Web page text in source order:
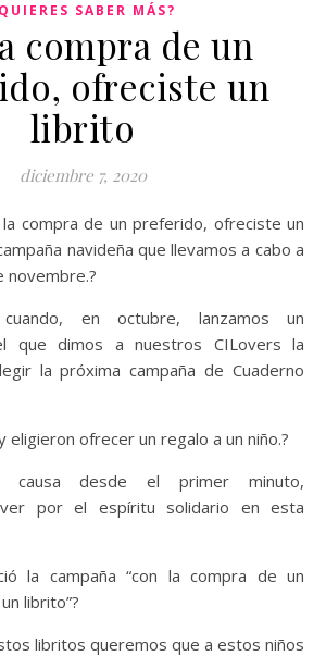
SABER MÁS?
compra de un
ofreciste un
librito
diciembre 7, 2020
navideña que llevamos a cabo a
novembre.?
en octubre, lanzamos un
que dimos a nuestros CILovers la
la próxima campaña de Cuaderno
ofrecer un regalo a un niño.?
causa desde el primer minuto,
por el espíritu solidario en esta
la campaña “con la compra de un
librito”?
libritos queremos que a estos niños